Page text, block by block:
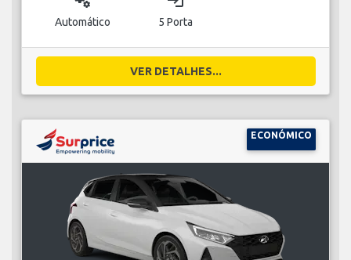
Automático 5 Porta
VER DETALHES...
ECONÓMICO